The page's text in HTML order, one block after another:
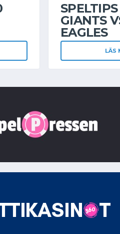
SPELTIPS
GIANTS
EAGLES
LÄS